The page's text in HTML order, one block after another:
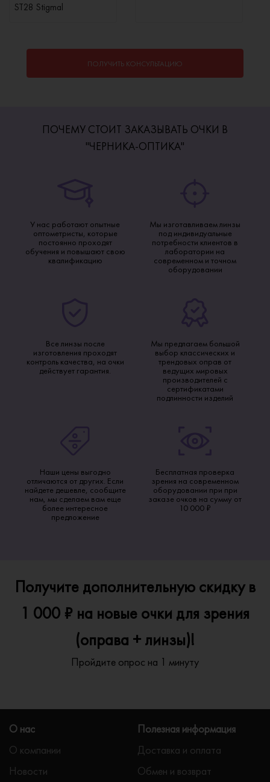
ST28 Stigmal
ПОЛУЧИТЬ КОНСУЛЬТАЦИЮ
ПОЧЕМУ СТОИТ ЗАКАЗЫВАТЬ ОЧКИ В
"ЧЕРНИКА-ОПТИКА"
У нас работают опытные
оптометристы, которые
постоянно проходят
обучения и повышают свою
квалификацию
Мы изготавливаем линзы
под индивидуальные
потребности клиентов в
лаборатории на
современном и точном
оборудовании
Все линзы после
изготовления проходят
контроль качества, на очки
действует гарантия.
Мы предлагаем большой
выбор классических и
трендовых оправ от
ведущих мировых
производителей с
сертификатами
подлинности изделий
Наши цены выгодно
отличаются от других. Если
найдете дешевле, сообщите
нам, мы сделаем вам еще
более интересное
предложение
Бесплатная проверка
зрения на современном
оборудовании при при
заказе очков на сумму от
10 000 ₽
Получите дополнительную скидку в
1 000 ₽ на новые очки для зрения
(оправа + линзы)!
Пройдите опрос на 1 минуту
О нас
О компании
Новости
Полезная информация
Доставка и оплата
Обмен и возврат